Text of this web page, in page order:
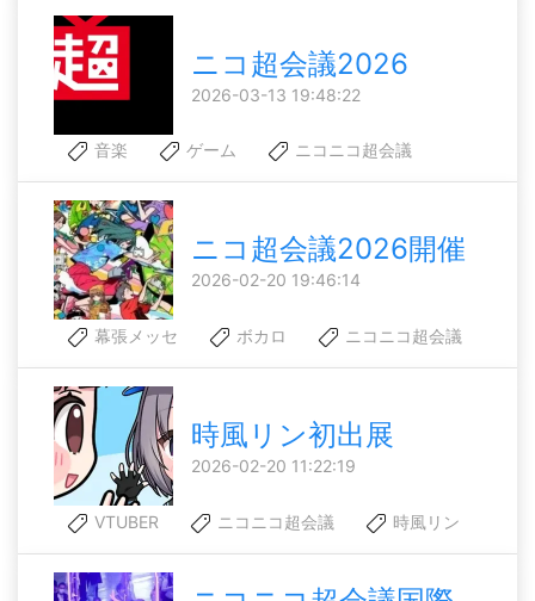
ニコ超会議2026
2026-03-13 19:48:22
音楽 ゲーム ニコニコ超会議
ニコ超会議2026開催
2026-02-20 19:46:14
幕張メッセ ボカロ ニコニコ超会議
時風リン初出展
2026-02-20 11:22:19
VTUBER ニコニコ超会議 時風リン